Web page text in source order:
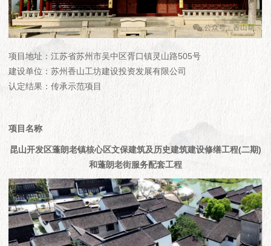
项目地址：江苏省苏州市吴中区胥口镇灵山路505号
建设单位：苏州香山工坊建设投资发展有限公司
认定结果：传承示范项目
项目名称
昆山开发区蓬朗老镇核心区文保建筑及历史建筑建设修缮工程(二期)
和蓬朗老街服务配套工程